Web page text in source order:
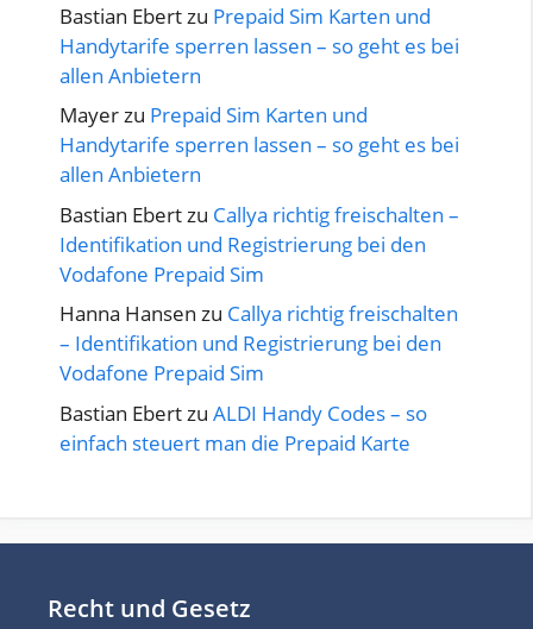
Bastian Ebert zu Prepaid Sim Karten und
Handytarife sperren lassen – so geht es bei
allen Anbietern
Mayerzu Prepaid Sim Karten und
Handytarife sperren lassen – so geht es bei
allen Anbietern
Bastian Ebert zu Callya richtig freischalten –
Identifikation und Registrierung bei den
Vodafone Prepaid Sim
Hanna Hansen zu Callya richtig freischalten
– Identifikation und Registrierung bei den
Vodafone Prepaid Sim
Bastian Ebert zu ALDI Handy Codes – so
einfach steuert man die Prepaid Karte
Recht und Gesetz